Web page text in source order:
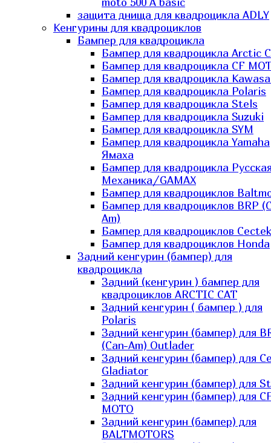
защита днища для квадроцикла ADLY
Кенгурины для квадроциклов
Бампер для квадроцикла
Бампер для квадроцикла Arctic
Бампер для квадроцикла CF
Бампер для квадроцикла
Бампер для квадроцикла Polaris
Бампер для квадроцикла Stels
Бампер для квадроцикла Suzuki
Бампер для квадроцикла SYM
Бампер для квадроцикла Yamaha
Ямаха
Бампер для квадроцикла
Механика/GAMAX
Бампер для квадроциклов
Бампер для квадроциклов BRP
Am)
Бампер для квадроциклов Cectek
Бампер для квадроциклов Honda
Задний кенгурин (бампер) для
квадроцикла
Задний (кенгурин ) бампер для
квадроциклов ARCTIC CAT
Задний кенгурин ( бампер ) для
Polaris
Задний кенгурин (бампер) для
(Can-Am) Outlader
Задний кенгурин (бампер) для
Gladiator
Задний кенгурин (бампер) для
Задний кенгурин (бампер) для
MOTO
Задний кенгурин (бампер) для
BALTMOTORS